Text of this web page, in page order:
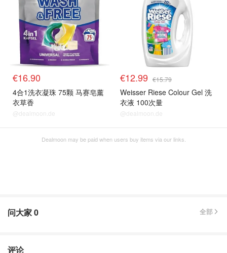
€16.90
4合1洗衣凝珠 75颗 马赛皂薰
衣草香
@dealmoon.de
€12.99 €15.79
Weisser Riese Colour Gel 洗
衣液 100次量
@dealmoon.de
Dealmoon may be paid when users buy items via our links.
问大家0 全部
评论